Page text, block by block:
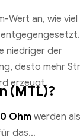
Wert an, wie viel
niedriger der
desto mehr
erzeugt.
(MTL)?
Ohmwerden als
das